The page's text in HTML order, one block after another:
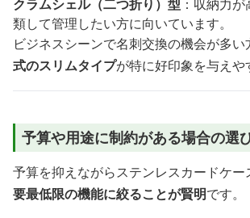
クラムシェル（二つ折り）型 ：収納力
類して管理したい方に向いています。
ビジネスシーンで名刺交換の機会が多い
式のスリムタイプが特に好印象を与えや
予算や用途に制約がある場合の選
予算を抑えながらステンレスカードケー
要最低限の機能に絞ることが賢明です。